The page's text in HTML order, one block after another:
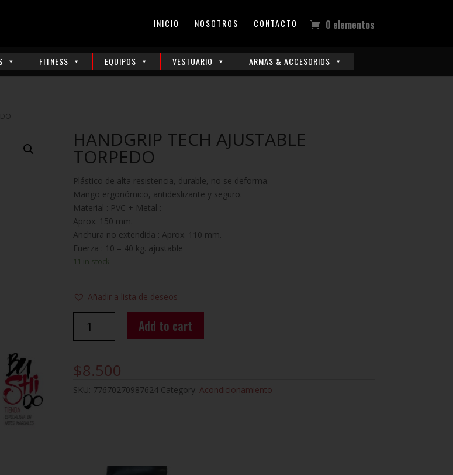
INICIO NOSOTROS CONTACTO 0 elementos
FITNESS EQUIPOS VESTUARIO ARMAS & ACCESORIOS
HANDGRIP TECH AJUSTABLE
TORPEDO
Plástico de alta resistencia, durable, no se deforma.
Mango ergonómico, antideslizante y seguro.
Material : PVC + Metal :
Aprox. 150 mm.
Anchura no extendida : Aprox. 110 mm.
Fuerza : 10 – 40 kg. ajustable
11 in stock
Añadir a lista de deseos
TECH
quantity
Add to cart
$8.500
SKU: 77670270987624 Category: Acondicionamiento